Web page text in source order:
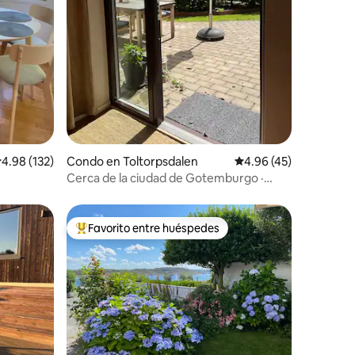
promedio: 4.98 de 5, 132 reseñas
4.98 (132)
Condo en Toltorpsdalen Calificación
4.96 (45)
Cerca de la ciudad de Gotemburgo ·
Favorito entre huéspedes preferido
Favorito entre huéspedes